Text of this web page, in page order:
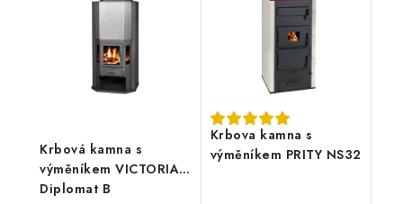
Krbová kamna s
výměníkem VICTORIA
Diplomat B
Krbova kamna s
výměníkem PRITY NS32